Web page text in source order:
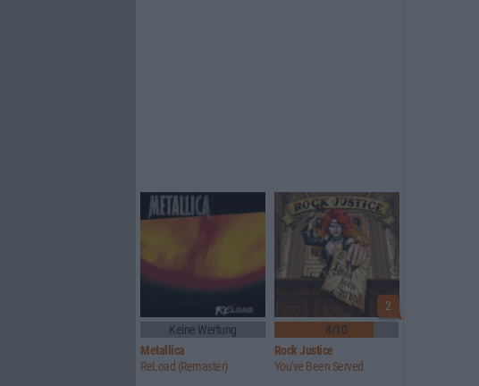
Keine Wertung
Metallica
ReLoad (Remaster)
2
8/10
Rock Justice
You've Been Served